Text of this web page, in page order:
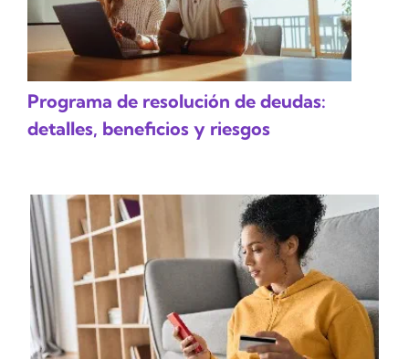
Programa de resolución de deudas:
detalles, beneficios y riesgos